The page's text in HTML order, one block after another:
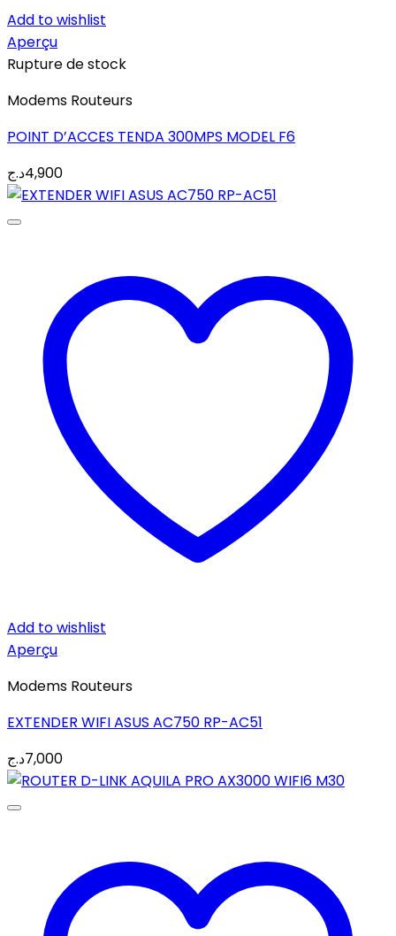
Add to wishlist
Aperçu
Rupture de stock
Modems Routeurs
POINT D’ACCES TENDA 300MPS MODEL F6
4,900د.ج
Add to wishlist
Aperçu
Modems Routeurs
EXTENDER WIFI ASUS AC750 RP-AC51
7,000د.ج